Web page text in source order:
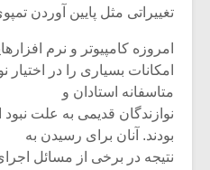
تغییراتی مثل پایین آوردن
امروزه کامپیوتر و نرم
امکانات بسیاری را در
متاسفانه استادان و
نوازندگان قدیمی به علت نبود
بودند. آنان برای رسیدن به
نتیجه در برخی از مسائل